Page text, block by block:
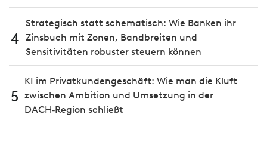
4
Strategisch statt schematisch: Wie Banken ihr
Zinsbuch mit Zonen, Bandbreiten und
Sensitivitäten robuster steuern können
5
KI im Privatkundengeschäft: Wie man die Kluft
zwischen Ambition und Umsetzung in der
DACH‑Region schließt